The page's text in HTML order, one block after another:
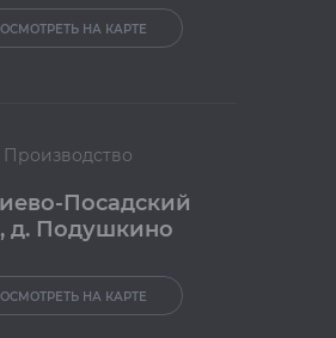
НА КАРТЕ
Производство
Посадский
д. Подушкино
НА КАРТЕ